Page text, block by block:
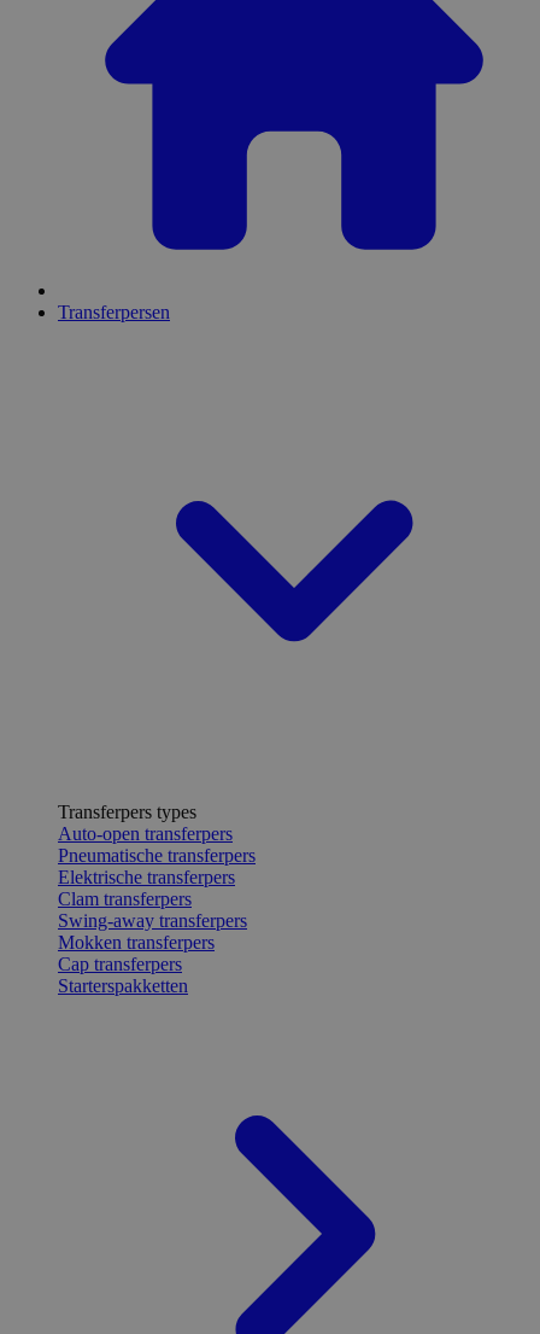
Transferpersen
Transferpers types
Auto-open transferpers
Pneumatische transferpers
Elektrische transferpers
Clam transferpers
Swing-away transferpers
Mokken transferpers
Cap transferpers
Starterspakketten